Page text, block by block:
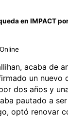
en IMPACT
acaba de
un nuevo
dos años y
pautado a
optó renovar